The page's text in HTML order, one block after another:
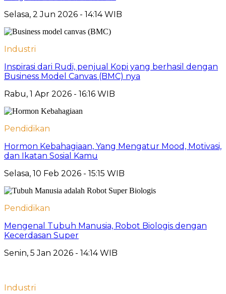
Selasa, 2 Jun 2026 - 14:14 WIB
Industri
Inspirasi dari Rudi, penjual Kopi yang berhasil dengan
Business Model Canvas (BMC) nya
Rabu, 1 Apr 2026 - 16:16 WIB
Pendidikan
Hormon Kebahagiaan, Yang Mengatur Mood, Motivasi,
dan Ikatan Sosial Kamu
Selasa, 10 Feb 2026 - 15:15 WIB
Pendidikan
Mengenal Tubuh Manusia, Robot Biologis dengan
Kecerdasan Super
Senin, 5 Jan 2026 - 14:14 WIB
Industri